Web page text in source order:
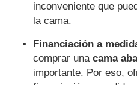
inconveniente que
la cama.
Financiación a
comprar una cama
importante. Por eso,